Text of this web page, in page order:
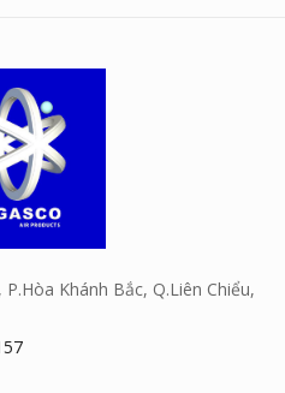
Khánh Bắc, Q.Liên Chiểu,